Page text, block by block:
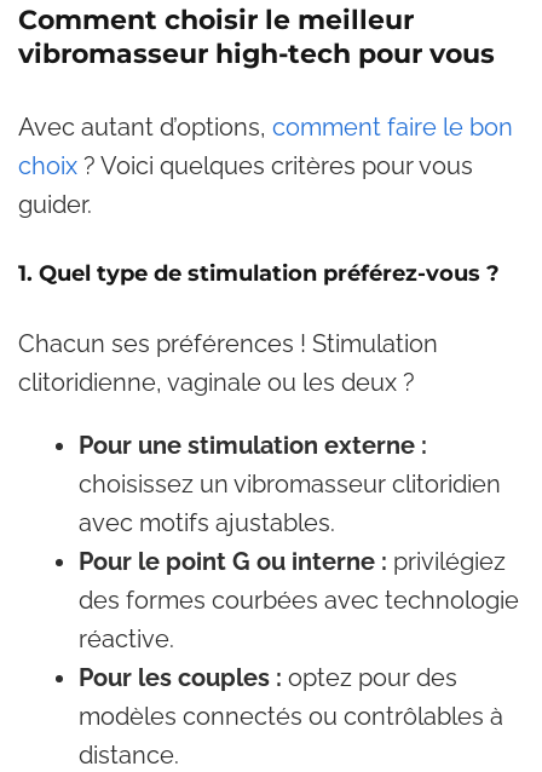
Comment choisir le meilleur
vibromasseur high-tech pour vous
Avec autant d’options, comment faire le bon
choix ? Voici quelques critères pour vous
guider.
1. Quel type de stimulation préférez-vous ?
Chacun ses préférences ! Stimulation
clitoridienne, vaginale ou les deux ?
Pour une stimulation externe :
choisissez un vibromasseur clitoridien
avec motifs ajustables.
Pour le point G ou interne : privilégiez
des formes courbées avec technologie
réactive.
Pour les couples : optez pour des
modèles connectés ou contrôlables à
distance.